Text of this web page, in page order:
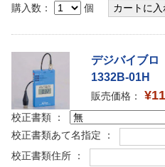
購入数： 個
デジバイブロ
1332B-01H
販売価格：
校正書類 ：
校正書類あて名指定 ：
校正書類住所 ：